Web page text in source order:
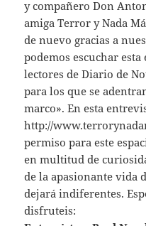
y compañero Don
amiga Terror y Nada
de nuevo gracias a
podemos escuchar
lectores de Diario de
para los que se
marco». En esta
http://
permiso para este
en multitud de
de la apasionante vida
dejará indiferentes.
disfruteis: